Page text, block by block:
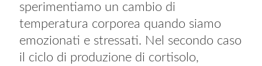
sperimentiamo un cambio di
temperatura corporea quando siamo
emozionati e stressati. Nel secondo caso
il ciclo di produzione di cortisolo,